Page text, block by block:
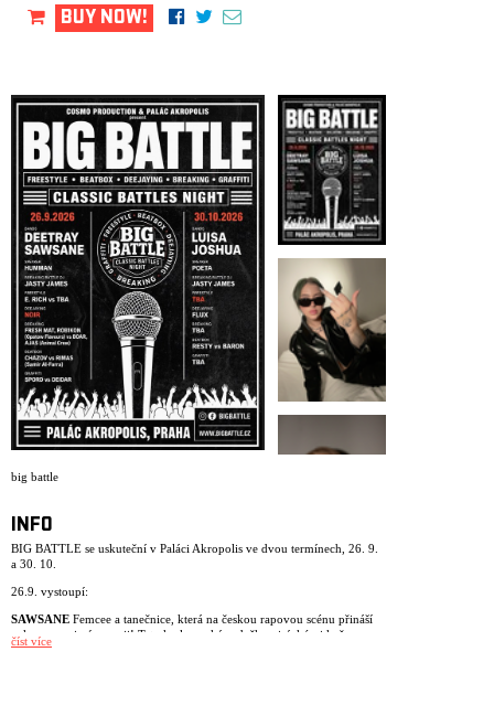
BUY NOW!
big battle
INFO
BIG BATTLE se uskuteční v Paláci Akropolis ve dvou termínech, 26. 9.
a 30. 10.
26.9. vystoupí:
SAWSANE Femcee a tanečnice, která na českou rapovou scénu přináší
nekompromisní energii! Tato karlovarská rodačka s iráckými kořeny
nejde pro ostré slovo daleko a ve své tvorbě mistrně propojuje moderní
číst více